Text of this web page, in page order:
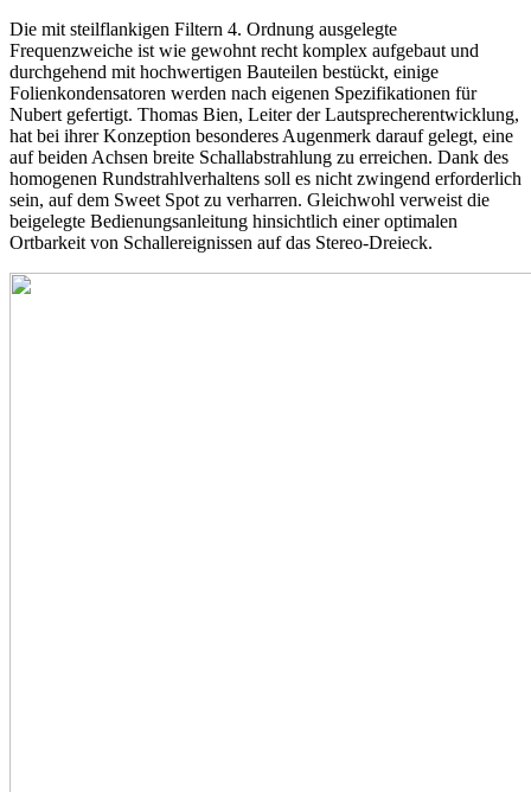
Die mit steilflankigen Filtern 4. Ordnung ausgelegte
Frequenzweiche ist wie gewohnt recht komplex aufgebaut und
durchgehend mit hochwertigen Bauteilen bestückt, einige
Folienkondensatoren werden nach eigenen Spezifikationen für
Nubert gefertigt. Thomas Bien, Leiter der Lautsprecherentwicklung,
hat bei ihrer Konzeption besonderes Augenmerk darauf gelegt, eine
auf beiden Achsen breite Schallabstrahlung zu erreichen. Dank des
homogenen Rundstrahlverhaltens soll es nicht zwingend erforderlich
sein, auf dem Sweet Spot zu verharren. Gleichwohl verweist die
beigelegte Bedienungsanleitung hinsichtlich einer optimalen
Ortbarkeit von Schallereignissen auf das Stereo-Dreieck.